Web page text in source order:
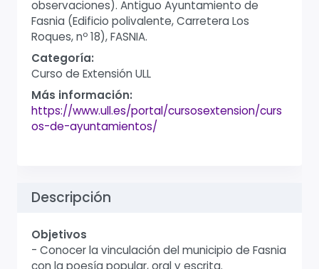
observaciones). Antiguo Ayuntamiento de
Fasnia (Edificio polivalente, Carretera Los
Roques, nº 18), FASNIA.
Categoría:
Curso de Extensión ULL
Más información:
https://www.ull.es/portal/cursosextension/curs
os-de-ayuntamientos/
Descripción
Objetivos
- Conocer la vinculación del municipio de Fasnia
con la poesía popular, oral y escrita.